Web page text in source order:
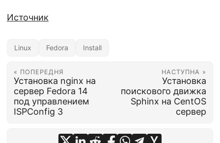
Источник
Linux Fedora Install
« ПОПЕРЕДНЯ
Установка nginx на
сервер Fedora 14
под управлением
ISPConfig 3
НАСТУПНА »
Установка
поискового движка
Sphinx на CentOS
сервер